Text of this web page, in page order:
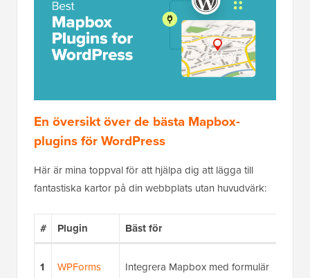
En översikt över de bästa Mapbox-
plugins för WordPress
Här är mina toppval för att hjälpa dig att lägga till
fantastiska kartor på din webbplats utan huvudvärk:
# Plugin Bäst för
1 WPForms Integrera Mapbox med formulär